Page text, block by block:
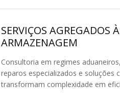
SERVIÇOS AGREGADOS À
ARMAZENAGEM
Consultoria em regimes
reparos especializados e soluções
transformam complexidade em